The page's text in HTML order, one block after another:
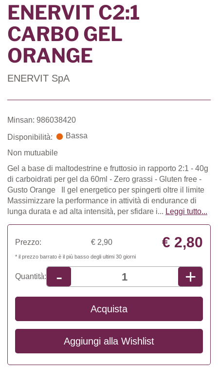
ENERVIT C2:1
CARBO GEL
ORANGE
ENERVIT SpA
Minsan: 986038420
Disponibilità: Bassa
Non mutuabile
Gel a base di maltodestrine e fruttosio in rapporto 2:1 - 40g
di carboidrati per gel da 60ml - Zero grassi - Gluten free -
Gusto Orange Il gel energetico per spingerti oltre il limite
Massimizzare la performance in attività di endurance di
lunga durata e ad alta intensità, per sfidare i... Leggi tutto...
Prezzo: € 2,90 € 2,80
* il prezzo barrato è il più basso degli ultimi 30 giorni
Quantità: - +
Acquista
Aggiungi alla Wishlist